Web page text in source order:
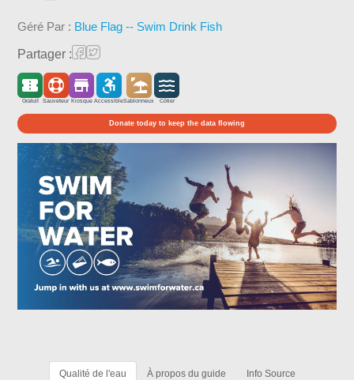
Géré Par : Blue Flag -- Swim Drink Fish
Partager :
Gratuit Sauveteur Kiosque AccessibleSablonneux Côtier
Donate today to keep the data flowing
Qualité de l'eau À propos du guide Info Source